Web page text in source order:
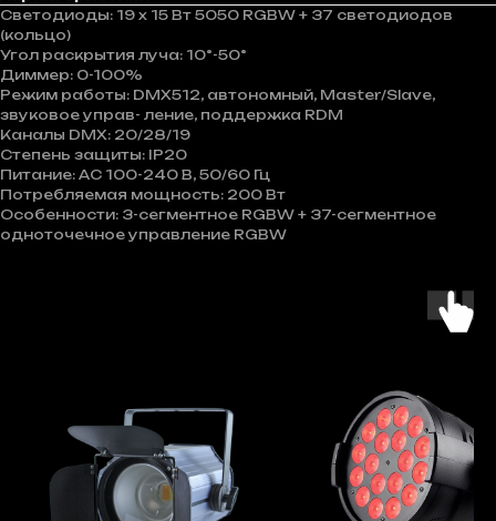
Светодиоды: 19 x 15 Вт 5050 RGBW + 37 светодиодов
(кольцо)
Угол раскрытия луча: 10°-50°
Диммер: 0-100%
Режим работы: DMX512, автономный, Master/Slave,
звуковое управ- ление, поддержка RDM
Каналы DMX: 20/28/19
Степень защиты: IP20
Питание: AC 100-240 В, 50/60 Гц
Потребляемая мощность: 200 Вт
Особенности: 3-сегментное RGBW + 37-сегментное
одноточечное управление RGBW